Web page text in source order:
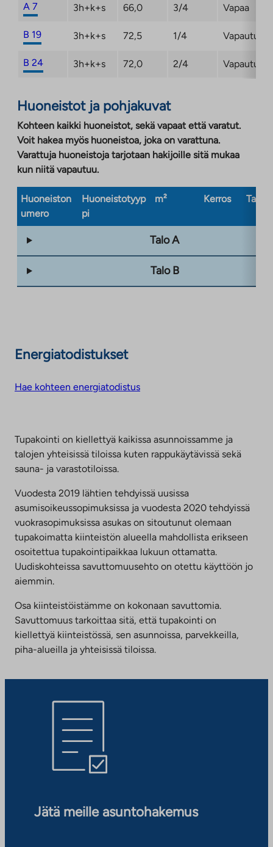
A 7 3h+k+s 66,0 3/4 Vapaa
B 19 3h+k+s 72,5 1/4
B 24 3h+k+s 72,0 2/4
Huoneistot ja pohjakuvat
Kohteen kaikki huoneistot, sekä vapaat että varatut.
Voit hakea myös huoneistoa, joka on varattuna.
Varattuja huoneistoja tarjotaan hakijoille sitä mukaa
kun niitä vapautuu.
Huoneiston
umero
Huoneistotyyp
pi
m² Kerros
Talo A
Talo B
Energiatodistukset
Hae kohteen energiatodistus
Tupakointi on kiellettyä kaikissa asunnoissamme ja
talojen yhteisissä tiloissa kuten rappukäytävissä sekä
sauna- ja varastotiloissa.
Vuodesta 2019 lähtien tehdyissä uusissa
asumisoikeussopimuksissa ja vuodesta 2020 tehdyissä
vuokrasopimuksissa asukas on sitoutunut olemaan
tupakoimatta kiinteistön alueella mahdollista erikseen
osoitettua tupakointipaikkaa lukuun ottamatta.
Uudiskohteissa savuttomuusehto on otettu käyttöön jo
aiemmin.
Osa kiinteistöistämme on kokonaan savuttomia.
Savuttomuus tarkoittaa sitä, että tupakointi on
kiellettyä kiinteistössä, sen asunnoissa, parvekkeilla,
piha-alueilla ja yhteisissä tiloissa.
Jätä meille asuntohakemus